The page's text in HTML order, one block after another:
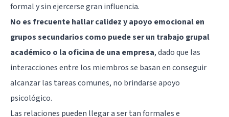
formal y sin ejercerse gran influencia.
No es frecuente hallar calidez y apoyo emocional en
grupos secundarios como puede ser un trabajo grupal
académico o la oficina de una empresa, dado que las
interacciones entre los miembros se basan en conseguir
alcanzar las tareas comunes, no brindarse apoyo
psicológico.
Las relaciones pueden llegar a ser tan formales e